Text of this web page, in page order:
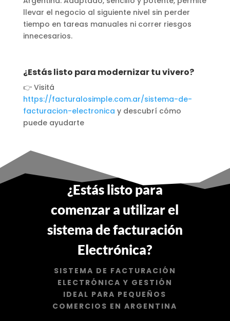
llevar el negocio al siguiente nivel sin perder
tiempo en tareas manuales ni correr riesgos
innecesarios.
¿Estás listo para modernizar tu vivero?
👉 Visitá
https://facturalosimple.com.ar/sistema-de-
facturacion-electronica y descubrí cómo
puede ayudarte
¿Estás listo para
comenzar a utilizar el
sistema de facturación
Electrónica?
SISTEMA DE FACTURACIÓN
ELECTRÓNICA Y GESTIÓN
IDEAL PARA PEQUEÑOS
COMERCIOS EN ARGENTINA